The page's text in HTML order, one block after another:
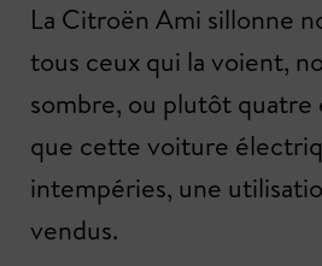
La Citroën Ami sillonne
tous ceux qui la voient,
sombre, ou plutôt quatre
que cette voiture
intempéries, une
vendus.